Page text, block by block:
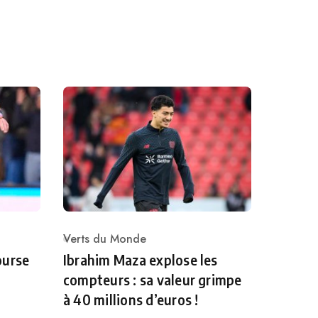
Category
Verts du Monde
Ibrahim Maza explose les
compteurs : sa valeur grimpe
à 40 millions d’euros !